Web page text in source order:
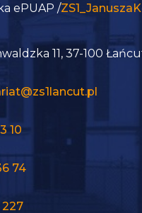
ePUAP /
11, 37-100
10
74
227